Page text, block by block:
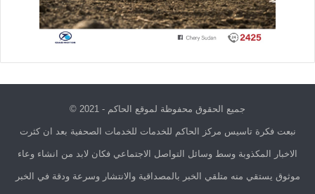
جميع الحقوق محفوظة لموقع الحاكم - 2021 ©
نبعت فكرة تاسيس مركز الحاكم للخدمات للخدمات الصحفية بعد ان كثرت
الاخبار المكذوبة وسط وسائل التواصل الاجتماعي فكان لابد من انشاء وعاء
موثوق يستقي منه متلقي الخبر بالمصداقية والانتشار وسرعة ودقة في الخبر